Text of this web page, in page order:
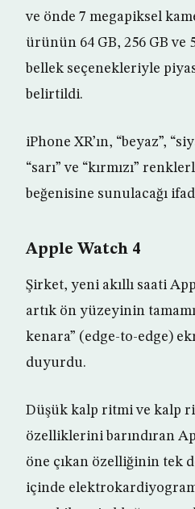
ve önde 7 megapiksel
ürünün 64 GB, 256 GB ve
bellek seçenekleriyle
belirtildi.
iPhone XR’ın, “beyaz”,
“sarı” ve “kırmızı”
beğenisine sunulacağı
Apple Watch 4
Şirket, yeni akıllı saati
artık ön yüzeyinin
kenara” (edge-to-edge)
duyurdu.
Düşük kalp ritmi ve kalp
özelliklerini barındıran
öne çıkan özelliğinin tek
içinde